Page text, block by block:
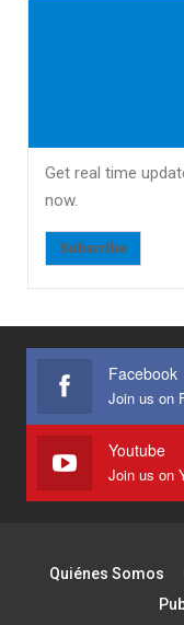
Get real time
now.
Subscribe
Facebook
Youtube
Join us on
Quiénes Somos